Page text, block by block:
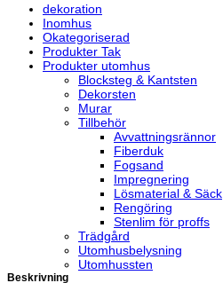
dekoration
Inomhus
Okategoriserad
Produkter Tak
Produkter utomhus
Blocksteg & Kantsten
Dekorsten
Murar
Tillbehör
Avvattningsrännor
Fiberduk
Fogsand
Impregnering
Lösmaterial & Säck
Rengöring
Stenlim för proffs
Trädgård
Utomhusbelysning
Utomhussten
Beskrivning